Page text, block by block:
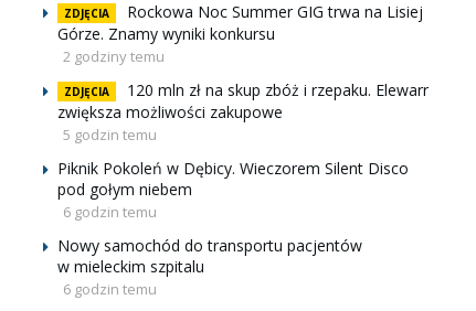
ZDJĘCIA
Rockowa Noc Summer GIG trwa na Lisiej
Górze. Znamy wyniki konkursu
2 godziny temu
ZDJĘCIA
120 mln zł na skup zbóż i rzepaku. Elewarr
zwiększa możliwości zakupowe
5 godzin temu
Piknik Pokoleń w Dębicy. Wieczorem Silent Disco
pod gołym niebem
6 godzin temu
Nowy samochód do transportu pacjentów
w mieleckim szpitalu
6 godzin temu